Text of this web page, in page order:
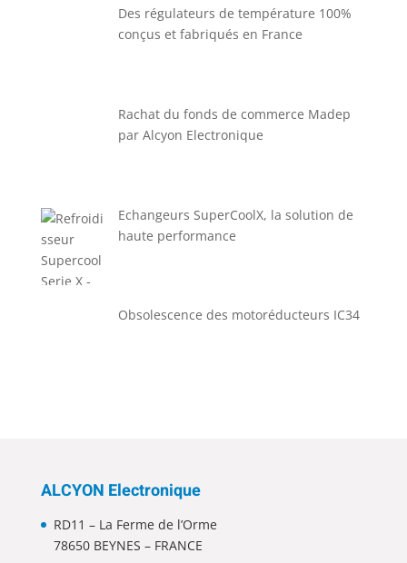
Des régulateurs de température 100%
conçus et fabriqués en France
Rachat du fonds de commerce Madep
par Alcyon Electronique
Echangeurs SuperCoolX, la solution de
haute performance
Obsolescence des motoréducteurs IC34
ALCYON Electronique
RD11 – La Ferme de l’Orme
78650 BEYNES – FRANCE